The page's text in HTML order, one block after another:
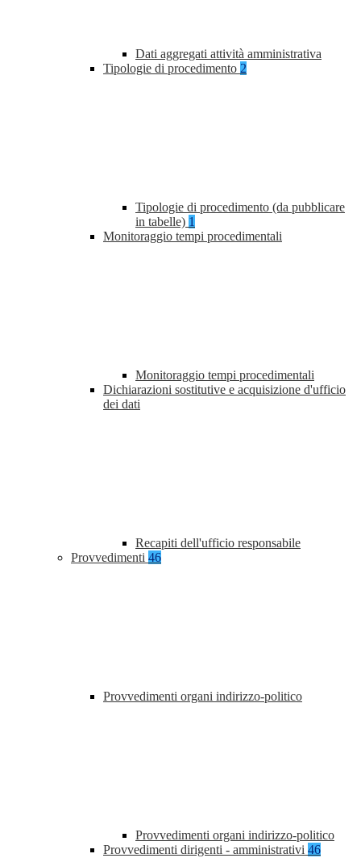
Dati aggregati attività amministrativa
Tipologie di procedimento 2
Tipologie di procedimento (da pubblicare
in tabelle) 1
Monitoraggio tempi procedimentali
Monitoraggio tempi procedimentali
Dichiarazioni sostitutive e acquisizione d'ufficio
dei dati
Recapiti dell'ufficio responsabile
Provvedimenti 46
Provvedimenti organi indirizzo-politico
Provvedimenti organi indirizzo-politico
Provvedimenti dirigenti - amministrativi 46